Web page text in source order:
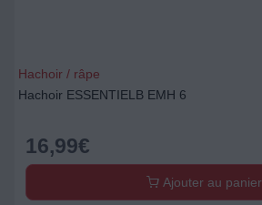
Hachoir / râpe
Hachoir ESSENTIELB EMH 6
16,99€
Ajouter au panier